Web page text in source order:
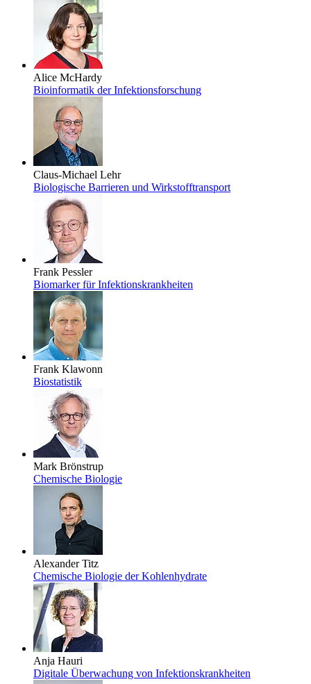
Alice McHardy
Bioinformatik der Infektionsforschung
Claus-Michael Lehr
Biologische Barrieren und Wirkstofftransport
Frank Pessler
Biomarker für Infektionskrankheiten
Frank Klawonn
Biostatistik
Mark Brönstrup
Chemische Biologie
Alexander Titz
Chemische Biologie der Kohlenhydrate
Anja Hauri
Digitale Überwachung von Infektionskrankheiten